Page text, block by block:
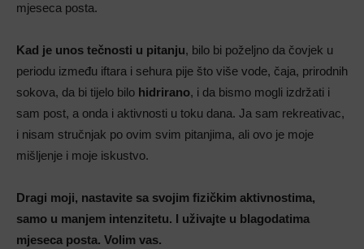
mjeseca posta.
Kad je unos tečnosti u pitanju, bilo bi poželjno da čovjek u
periodu između iftara i sehura pije što više vode, čaja, prirodnih
sokova, da bi tijelo bilo hidrirano, i da bismo mogli izdržati i
sam post, a onda i aktivnosti u toku dana. Ja sam rekreativac,
i nisam stručnjak po ovim svim pitanjima, ali ovo je moje
mišljenje i moje iskustvo.
Dragi moji, nastavite sa svojim fizičkim aktivnostima,
samo u manjem intenzitetu. I uživajte u blagodatima
mjeseca posta. Volim vas.